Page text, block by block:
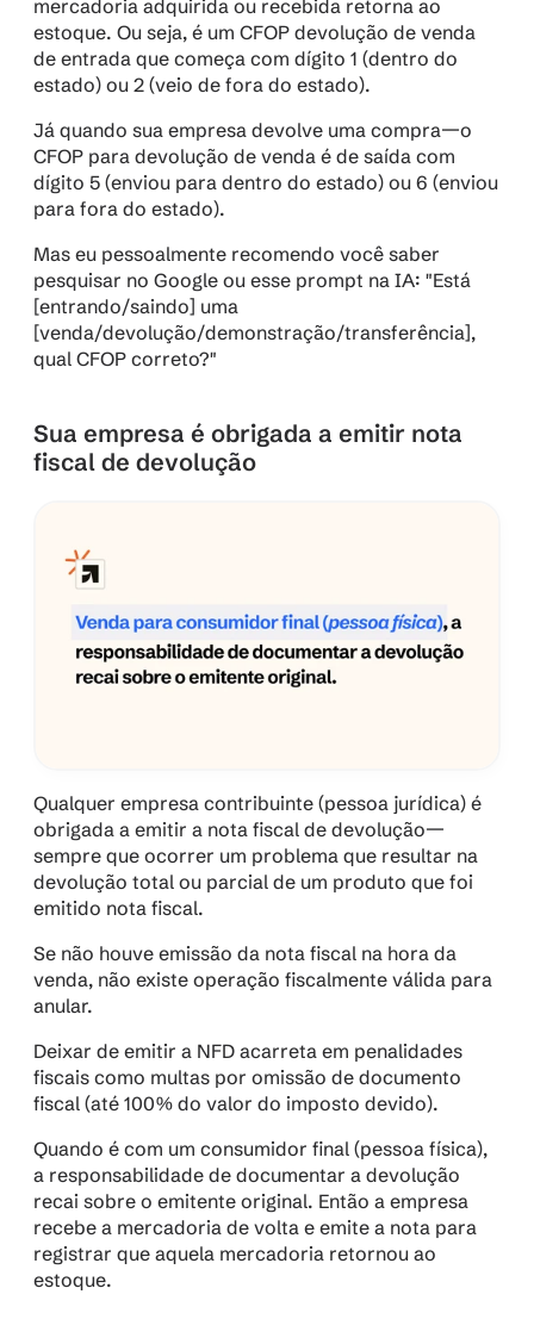
mercadoria adquirida ou recebida retorna ao
estoque. Ou seja, é um CFOP devolução de venda
de entrada que começa com dígito 1 (dentro do
estado) ou 2 (veio de fora do estado).
Já quando sua empresa devolve uma compra—o
CFOP para devolução de venda é de saída com
dígito 5 (enviou para dentro do estado) ou 6 (enviou
para fora do estado).
Mas eu pessoalmente recomendo você saber
pesquisar no Google ou esse prompt na IA: "Está
[entrando/saindo] uma
[venda/devolução/demonstração/transferência],
qual CFOP correto?"
Sua empresa é obrigada a emitir nota
fiscal de devolução
Qualquer empresa contribuinte (pessoa jurídica) é
obrigada a emitir a nota fiscal de devolução—
sempre que ocorrer um problema que resultar na
devolução total ou parcial de um produto que foi
emitido nota fiscal.
Se não houve emissão da nota fiscal na hora da
venda, não existe operação fiscalmente válida para
anular.
Deixar de emitir a NFD acarreta em penalidades
fiscais como multas por omissão de documento
fiscal (até 100% do valor do imposto devido).
Quando é com um consumidor final (pessoa física),
a responsabilidade de documentar a devolução
recai sobre o emitente original. Então a empresa
recebe a mercadoria de volta e emite a nota para
registrar que aquela mercadoria retornou ao
estoque.